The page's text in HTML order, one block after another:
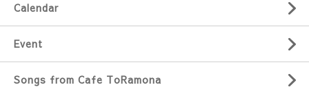
Calendar
Event
Songs from Cafe ToRamona